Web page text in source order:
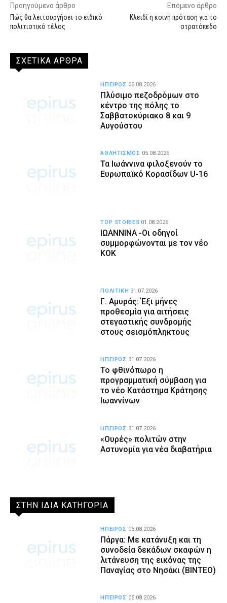
Προηγούμενο άρθρο
Πώς θα λειτουργήσει το ειδικό
πολιτιστικό τέλος
Επόμενο άρθρο
Κλειδί η κοινή πρόταση για το
στρατόπεδο
ΣΧΕΤΙΚΑ ΑΡΘΡΑ
Πλύσιμο πεζοδρόμων στο
κέντρο της πόλης το
Σαββατοκύριακο 8 και 9
Αυγούστου
ΗΠΕΙΡΟΣ 06.08.2026
Τα Ιωάννινα φιλοξενούν το
Ευρωπαϊκό Κορασίδων U-16
ΑΘΛΗΤΙΣΜΟΣ 05.08.2026
ΙΩΑΝΝΙΝΑ -Οι οδηγοί
συμμορφώνονται με τον νέο
ΚΟΚ
TOP STORIES 01.08.2026
Γ. Αμυράς: Έξι μήνες
προθεσμία για αιτήσεις
στεγαστικής συνδρομής
στους σεισμόπληκτους
ΠΟΛΙΤΙΚΗ 31.07.2026
Το φθινόπωρο η
προγραμματική σύμβαση για
το νέο Κατάστημα Κράτησης
Ιωαννίνων
ΗΠΕΙΡΟΣ 31.07.2026
«Ουρές» πολιτών στην
Αστυνομία για νέα διαβατήρια
ΗΠΕΙΡΟΣ 31.07.2026
ΣΤΗΝ ΙΔΙΑ ΚΑΤΗΓΟΡΙΑ
Πάργα: Με κατάνυξη και τη
συνοδεία δεκάδων σκαφών η
λιτάνευση της εικόνας της
Παναγίας στο Νησάκι (BINTEO)
ΗΠΕΙΡΟΣ 06.08.2026
ΗΠΕΙΡΟΣ 06.08.2026